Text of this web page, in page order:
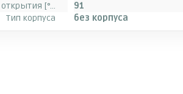
Температура открытия [°C]
91
Тип корпуса
без корпуса